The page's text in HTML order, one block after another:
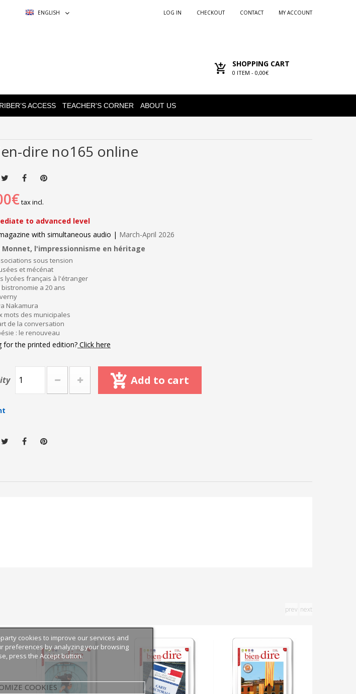
ENGLISH MY ACCOUNT
CONTACT
CHECKOUT
LOG IN
SHOPPING CART
0 ITEM - 0,00€
ACCESS TEACHER'S CORNER ABOUT US
dire no165 online
tax incl.
to advanced level
with simultaneous audio | March-April 2026
Monnet, l'impressionnisme en héritage
sous tension
et mécénat
lycées français à l'étranger
bistronomie a 20 ans
Nakamura
mots des municipales
de la conversation
: le renouveau
for the printed edition? Click here
Add to cart
prev next
cookies to improve our services and
preferences by analyzing your browsing
press the Accept button.
COOKIES